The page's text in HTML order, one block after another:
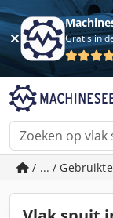
Gratis in
/ ... /